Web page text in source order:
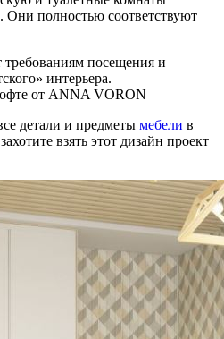
полностью соответствуют
требованиям посещения и
интерьера.
детали и предметы мебели в
взять этот дизайн проект